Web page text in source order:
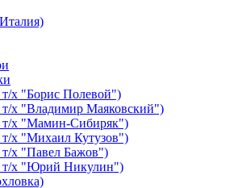
х "Борис Полевой")
х "Владимир Маяковский")
т/х "Мамин-Сибиряк")
х "Михаил Кутузов")
х "Павел Бажов")
т/х "Юрий Никулин")